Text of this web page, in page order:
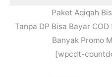
Paket Aqiqah
Tanpa DP Bisa Bayar
Banyak Promo
[wpcdt-